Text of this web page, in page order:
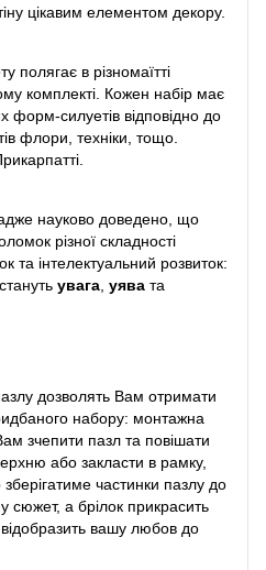
цікавим елементом декору.
полягає в різномаїтті
комплекті. Кожен набір має
форм-силуетів відповідно до
флори, техніки, тощо.
науково доведено, що
різної складності
та інтелектуальний розвиток:
увага уява та
дозволять Вам отримати
набору: монтажна
зчепити пазл та повішати
або закласти в рамку,
частинки пазлу до
сюжет, а брілок прикрасить
вашу любов до